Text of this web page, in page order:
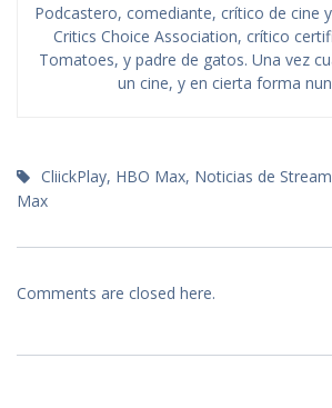
Podcastero, comediante, crítico de cine
Critics Choice Association, crítico
Tomatoes, y padre de gatos. Una vez
un cine, y en cierta forma
CliickPlay, HBO Max, Noticias de
Max
Comments are closed here.